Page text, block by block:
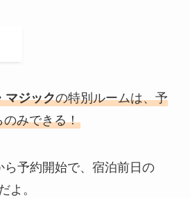
マジックの特別ルームは、予
のみできる！
予約開始で、宿泊前日の
よ。